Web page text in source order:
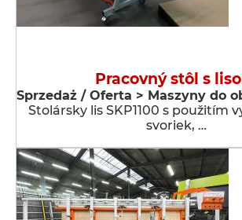
Pracovný stôl s
Sprzedaż / Oferta > Maszyny do
Stolársky lis SKP1100 s použitím
svoriek, …